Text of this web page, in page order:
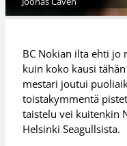
BC Nokian ilta ehti
kuin koko kausi
mestari joutui
toistakymmentä
taistelu vei kuitenkin
Helsinki Seagullsista.